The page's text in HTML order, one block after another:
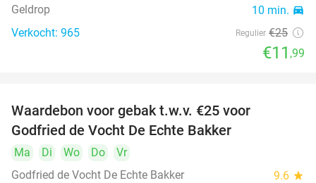
Geldrop 10 min. directions_car
Verkocht: 965 Regulier €25
€11 ,99
Waardebon voor gebak t.w.v. €25 voor
Godfried de Vocht De Echte Bakker
Ma Di Wo Do
Vr
Godfried de Vocht De Echte Bakker
9.6 star